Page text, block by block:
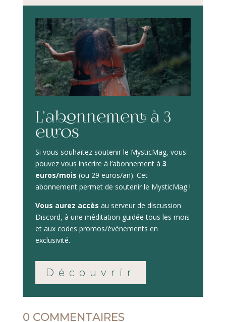
L’abonnement à 3
euros
Si vous souhaitez soutenir le MysticMag, vous
pouvez vous inscrire à l’abonnement à 3
euros/mois (ou 29 euros/an). Cet
abonnement permet de soutenir le MysticMag !
Vous aurez accès au serveur de discussion
Discord, à une méditation guidée tous les mois
et aux codes promos/événements en
exclusivité.
Découvrir
0 COMMENTAIRES